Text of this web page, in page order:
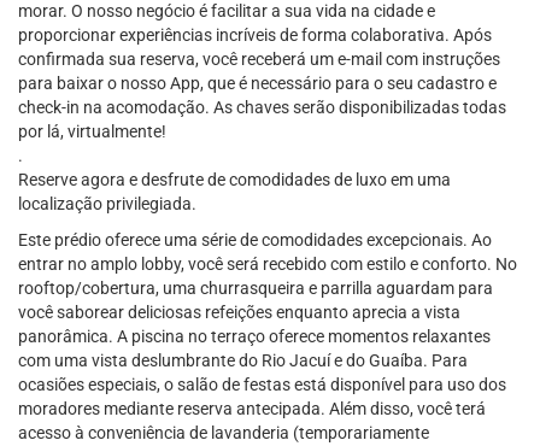
morar. O nosso negócio é facilitar a sua vida na cidade e
proporcionar experiências incríveis de forma colaborativa. Após
confirmada sua reserva, você receberá um e-mail com instruções
para baixar o nosso App, que é necessário para o seu cadastro e
check-in na acomodação. As chaves serão disponibilizadas todas
por lá, virtualmente!
.
Reserve agora e desfrute de comodidades de luxo em uma
localização privilegiada.
Este prédio oferece uma série de comodidades excepcionais. Ao
entrar no amplo lobby, você será recebido com estilo e conforto. No
rooftop/cobertura, uma churrasqueira e parrilla aguardam para
você saborear deliciosas refeições enquanto aprecia a vista
panorâmica. A piscina no terraço oferece momentos relaxantes
com uma vista deslumbrante do Rio Jacuí e do Guaíba. Para
ocasiões especiais, o salão de festas está disponível para uso dos
moradores mediante reserva antecipada. Além disso, você terá
acesso à conveniência de lavanderia (temporariamente